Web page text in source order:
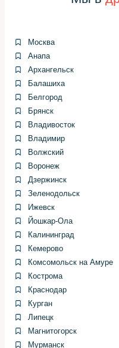
под сливной
жидкости, чтобы
отсоединении
Ослабление ремня:
отметив его путь,
изношен.
повредить ролики.
Отсоединение
возвратные
старой жидкости.
Снятие насоса:
аккуратно
положение шкива —
отдельно, чтобы
Подготовка нового
перенесён со
Установка и
болты по крутящему
Москва
Анапа
Архангельск
Балашиха
Белгород
Брянск
Владивосток
Владимир
Волжский
Воронеж
Дзержинск
Зеленодольск
Ижевск
Йошкар-Ола
Калининград
Кемерово
Комсомольск на Амуре
Кострома
Краснодар
Курган
Липецк
Магнитогорск
Мурманск